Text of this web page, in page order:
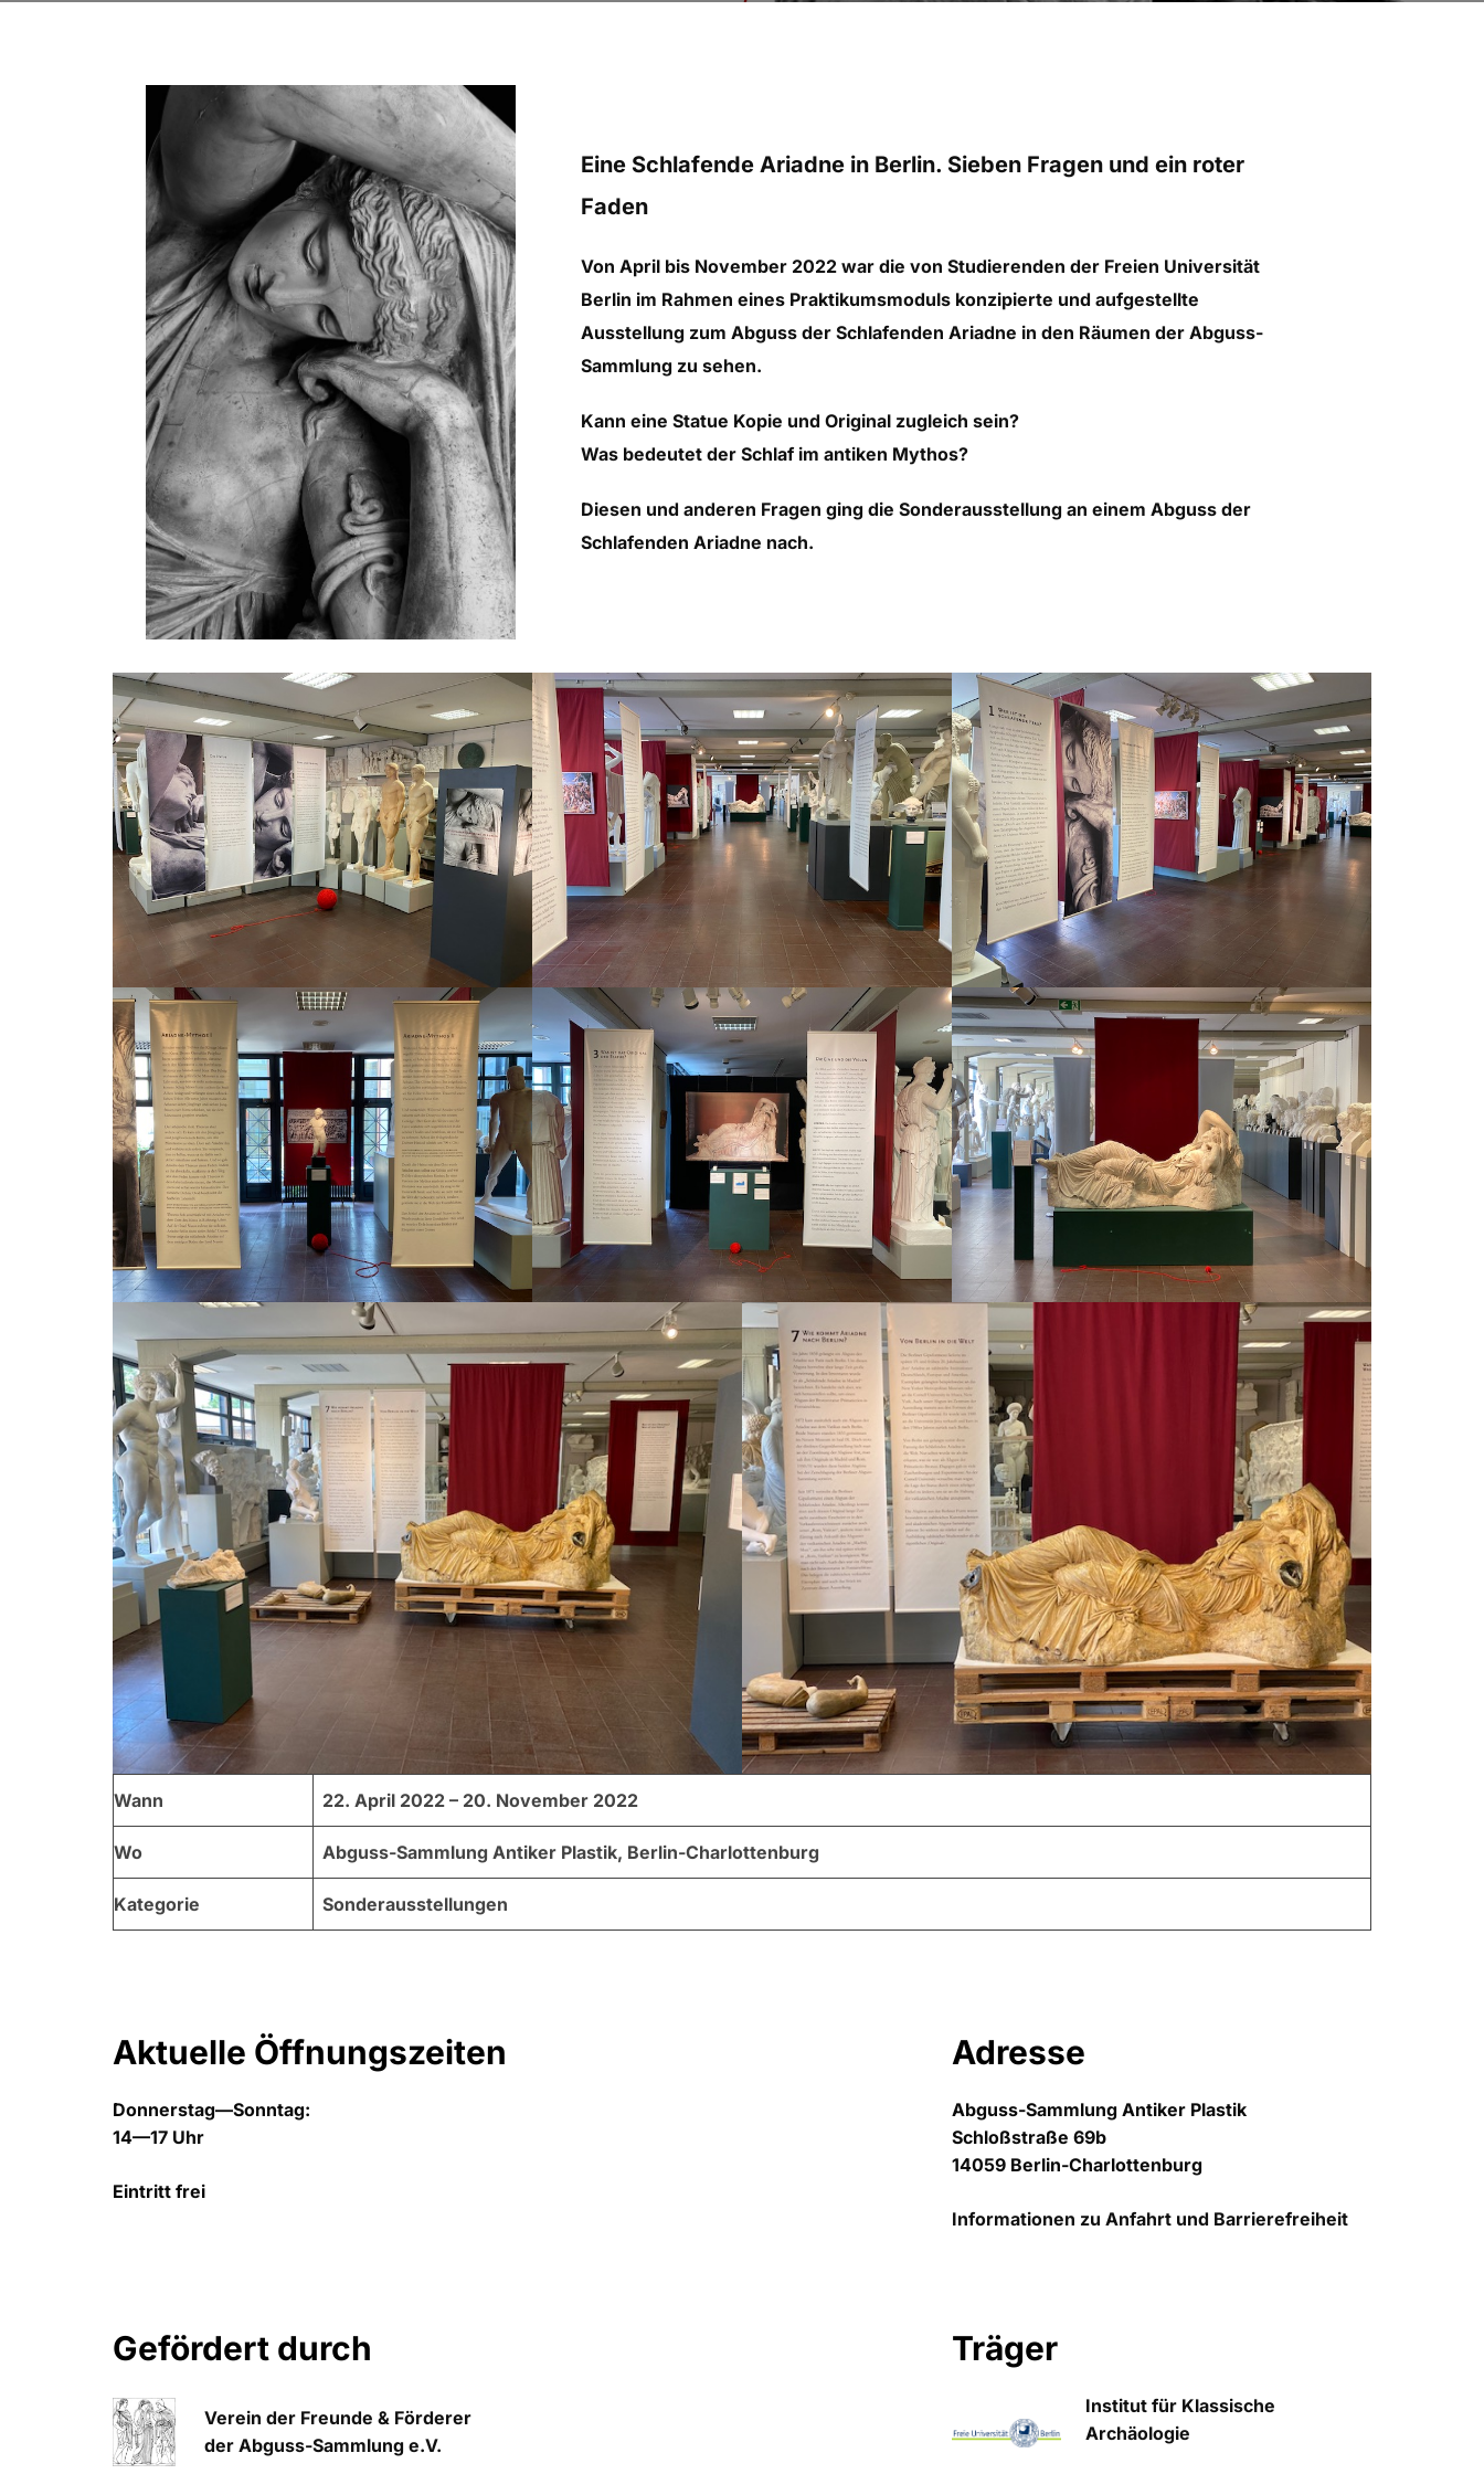
Eine Schlafende Ariadne in Berlin. Sieben Fragen und ein roter
Faden
Von April bis November 2022 war die von Studierenden der Freien Universität
Berlin im Rahmen eines Praktikumsmoduls konzipierte und aufgestellte
Ausstellung zum Abguss der Schlafenden Ariadne in den Räumen der Abguss-
Sammlung zu sehen.
Kann eine Statue Kopie und Original zugleich sein?
Was bedeutet der Schlaf im antiken Mythos?
Diesen und anderen Fragen ging die Sonderausstellung an einem Abguss der
Schlafenden Ariadne nach.
Wann 22. April 2022 – 20. November 2022
Wo Abguss-Sammlung Antiker Plastik, Berlin-Charlottenburg
Kategorie Sonderausstellungen
Aktuelle Öffnungszeiten
Donnerstag—Sonntag:
14—17 Uhr
Eintritt frei
Adresse
Abguss-Sammlung Antiker Plastik
Schloßstraße 69b
14059 Berlin-Charlottenburg
Informationen zu Anfahrt und Barrierefreiheit
Gefördert durch
Verein der Freunde & Förderer
der Abguss-Sammlung e.V.
Träger
Institut für Klassische
Archäologie